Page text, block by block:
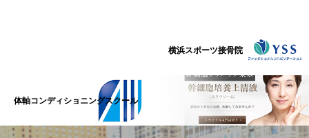
横浜スポーツ接骨院
体軸コンディショニングスクール